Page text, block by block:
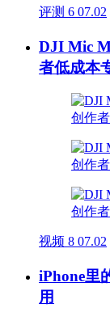
评测 6 07.02
DJI Mic
者低成本
视频 8 07.02
iPhone里
用